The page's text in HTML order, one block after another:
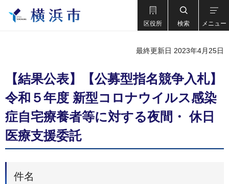
区役所 検索 メニュー
最終更新日 2023年4月25日
【結果公表】【公募型指名競争入札】
令和５年度 新型コロナウイルス感染
症自宅療養者等に対する夜間・ 休日
医療支援委託
件名